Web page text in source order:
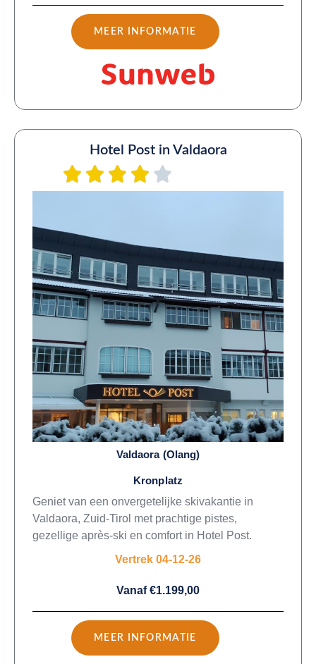
MEER INFORMATIE
Hotel Post in Valdaora
Valdaora (Olang)
Kronplatz
Geniet van een onvergetelijke skivakantie in
Valdaora, Zuid-Tirol met prachtige pistes,
gezellige après-ski en comfort in Hotel Post.
Vertrek 04-12-26
Vanaf €1.199,00
MEER INFORMATIE